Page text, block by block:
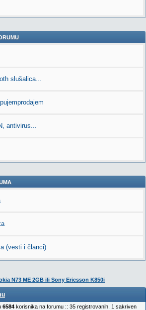
slušalica...
antivirus...
(vesti i članci)
N73 ME 2GB ili Sony Ericsson K850i
6584 korisnika na forumu :: 35 registrovanih, 1 sakriven